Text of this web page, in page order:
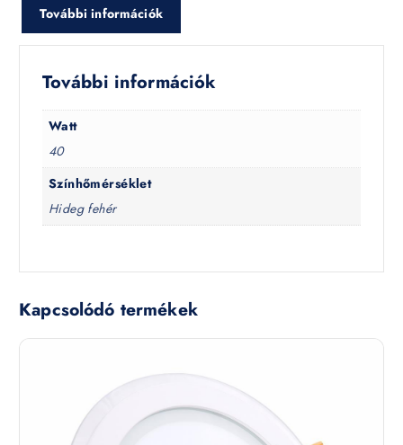
További információk
További információk
Watt
40
Színhőmérséklet
Hideg fehér
Kapcsolódó termékek